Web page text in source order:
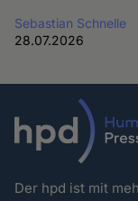
Sebastian Schnelle
28.07.2026
Der hpd ist mit